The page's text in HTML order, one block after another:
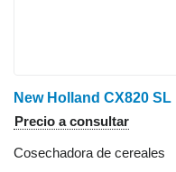
New Holland CX820 SL
Precio a consultar
Cosechadora de cereales